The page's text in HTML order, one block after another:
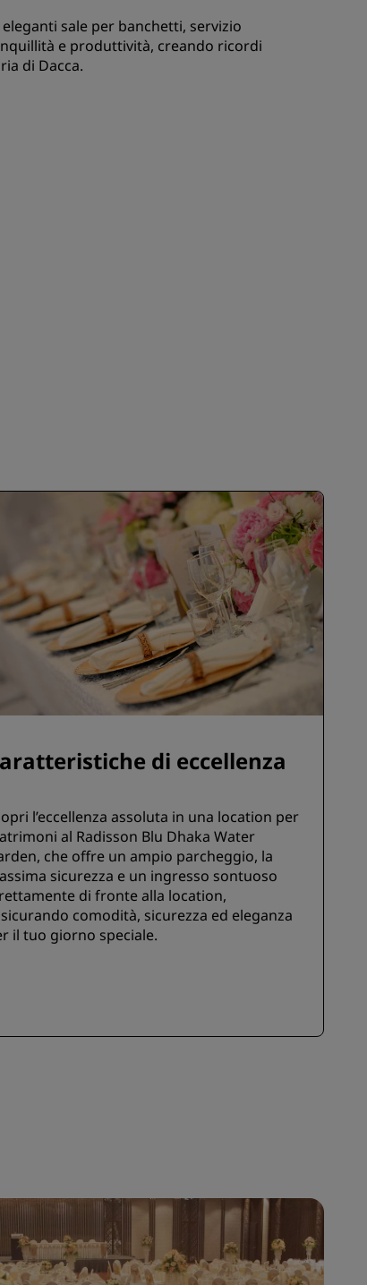
ISCRIVITI
sale per banchetti, servizio
e produttività, creando ricordi
di Dacca.
di eccellenza
l’eccellenza assoluta in una location per
al Radisson Blu Dhaka Water
che offre un ampio parcheggio, la
sicurezza e un ingresso sontuoso
di fronte alla location,
comodità, sicurezza ed eleganza
il tuo giorno speciale.